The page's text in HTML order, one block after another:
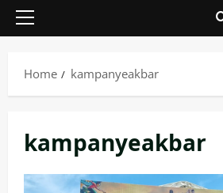
Primary
Home kampanyeakbar
kampanyeakbar